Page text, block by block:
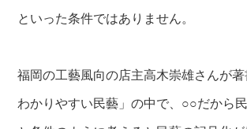
といった条件ではありません。
福岡の工藝風向の店主高木崇雄さんが
わかりやすい民藝」の中で、○○だから